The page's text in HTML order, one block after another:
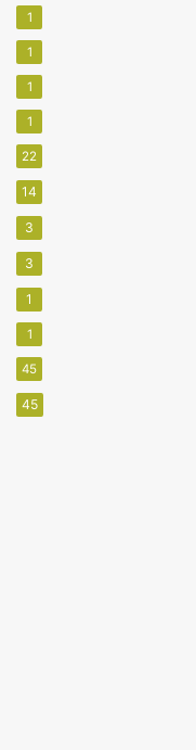
1
1
1
1
22
14
3
3
1
1
45
45